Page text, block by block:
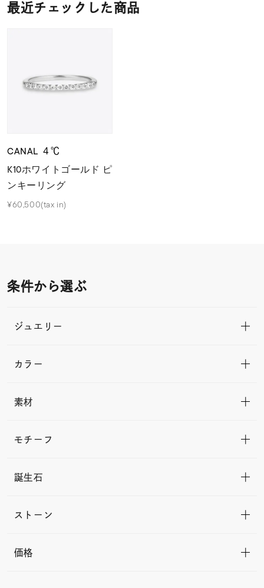
最近チェックした商品
CANAL ４℃
K10ホワイトゴールド ピ
ンキーリング
¥60,500(tax in)
条件から選ぶ
ジュエリー
カラー
素材
モチーフ
誕生石
ストーン
価格